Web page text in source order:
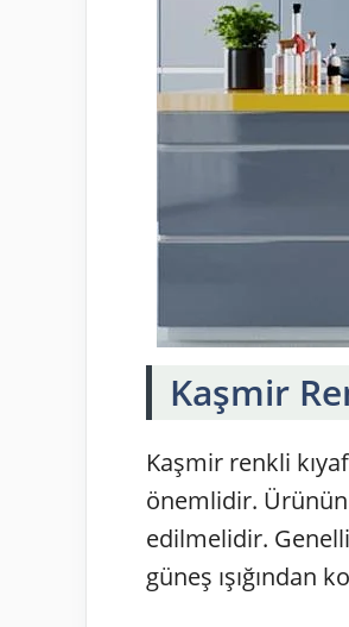
Kaşmir
Kaşmir renkli
önemlidir.
edilmelidir.
güneş ışığından